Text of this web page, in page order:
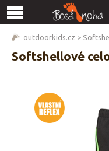
outdoorkids.cz >
Softshellové